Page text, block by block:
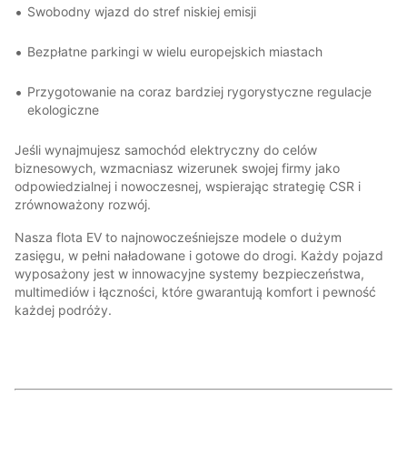
Swobodny wjazd do stref niskiej emisji
Bezpłatne parkingi w wielu europejskich miastach
Przygotowanie na coraz bardziej rygorystyczne regulacje
ekologiczne
Jeśli wynajmujesz samochód elektryczny do celów
biznesowych, wzmacniasz wizerunek swojej firmy jako
odpowiedzialnej i nowoczesnej, wspierając strategię CSR i
zrównoważony rozwój.
Nasza flota EV to najnowocześniejsze modele o dużym
zasięgu, w pełni naładowane i gotowe do drogi. Każdy pojazd
wyposażony jest w innowacyjne systemy bezpieczeństwa,
multimediów i łączności, które gwarantują komfort i pewność
każdej podróży.